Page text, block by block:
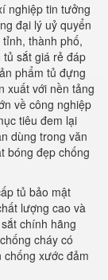
nghiệp tin tưởng
đại lý uỷ quyển
thành phố,
sắt giá rẻ đáp
phẩm tủ đựng
xuất với nền tảng
về công nghiệp
tiêu đem lại
dùng trong văn
bóng đẹp chống
tủ bảo mật
lượng cao và
chính hãng
cháy có
chống xước đảm